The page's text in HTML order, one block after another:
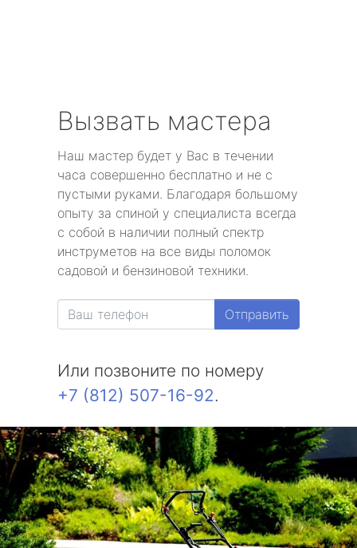
Песочный
Левашово
Лисий Нос
Александровская
Молодежное
Комарово
Усть-Ижора
Саперный
Вызвать мастера
Наш мастер будет у Вас в течении
часа совершенно бесплатно и не с
пустыми руками. Благодаря большому
опыту за спиной у специалиста всегда
с собой в наличии полный спектр
инструметов на все виды поломок
садовой и бензиновой техники.
Отправить
Или позвоните по номеру
+7 (812) 507-16-92.